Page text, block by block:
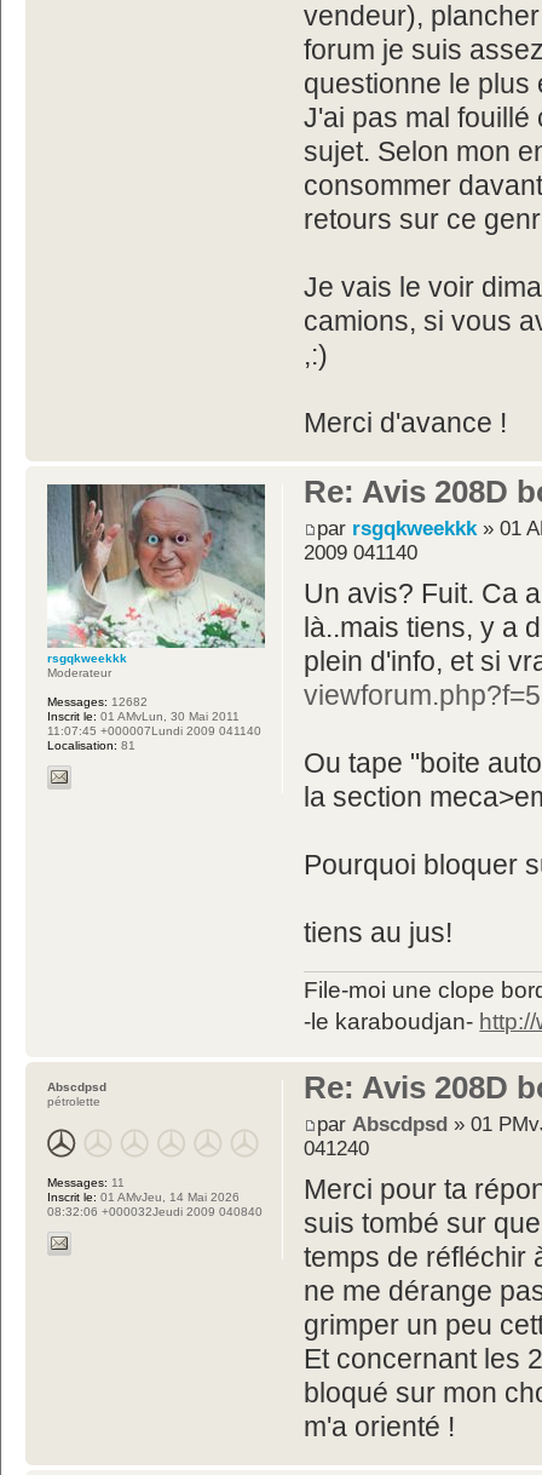
vendeur),
forum je suis
questionne le plus
J'ai pas mal fouillé
sujet. Selon mon
consommer
retours sur ce
Je vais le voir
camions, si vous
,:)
Merci d'avance !
Re: Avis 208D
par rsgqkweekkk » 01
2009 041140
Un avis? Fuit. Ca
là..mais tiens, y a
plein d'info, et si
Ou tape "boite
la section
Pourquoi bloquer
tiens au jus!
File-moi une clope
-le karaboudjan-
rsgqkweekkk
Moderateur
Messages: 12682
Inscrit le: 01 AMvLun, 30 Mai 2011
11:07:45 +000007Lundi 2009 041140
Localisation: 81
Re: Avis 208D
par Abscdpsd » 01
041240
Merci pour ta
suis tombé sur
temps de réfléchir
ne me dérange
grimper un peu
Et concernant les
bloqué sur mon
m'a orienté !
Abscdpsd
pétrolette
Messages: 11
Inscrit le: 01 AMvJeu, 14 Mai 2026
08:32:06 +000032Jeudi 2009 040840